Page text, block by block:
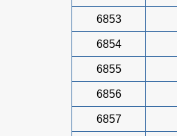
6853
6854
6855
6856
6857